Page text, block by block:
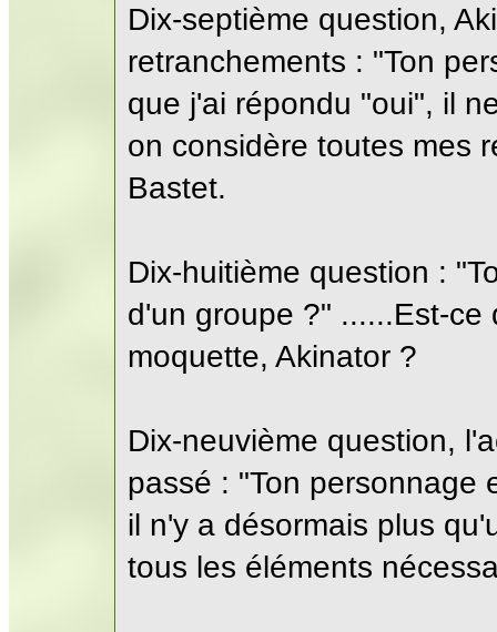
Dix-septième question,
retranchements : "Ton
que j'ai répondu "oui", il
on considère toutes mes
Bastet.
Dix-huitième question :
d'un groupe ?" ......Est-
moquette, Akinator ?
Dix-neuvième question,
passé : "Ton personnage
il n'y a désormais plus
tous les éléments